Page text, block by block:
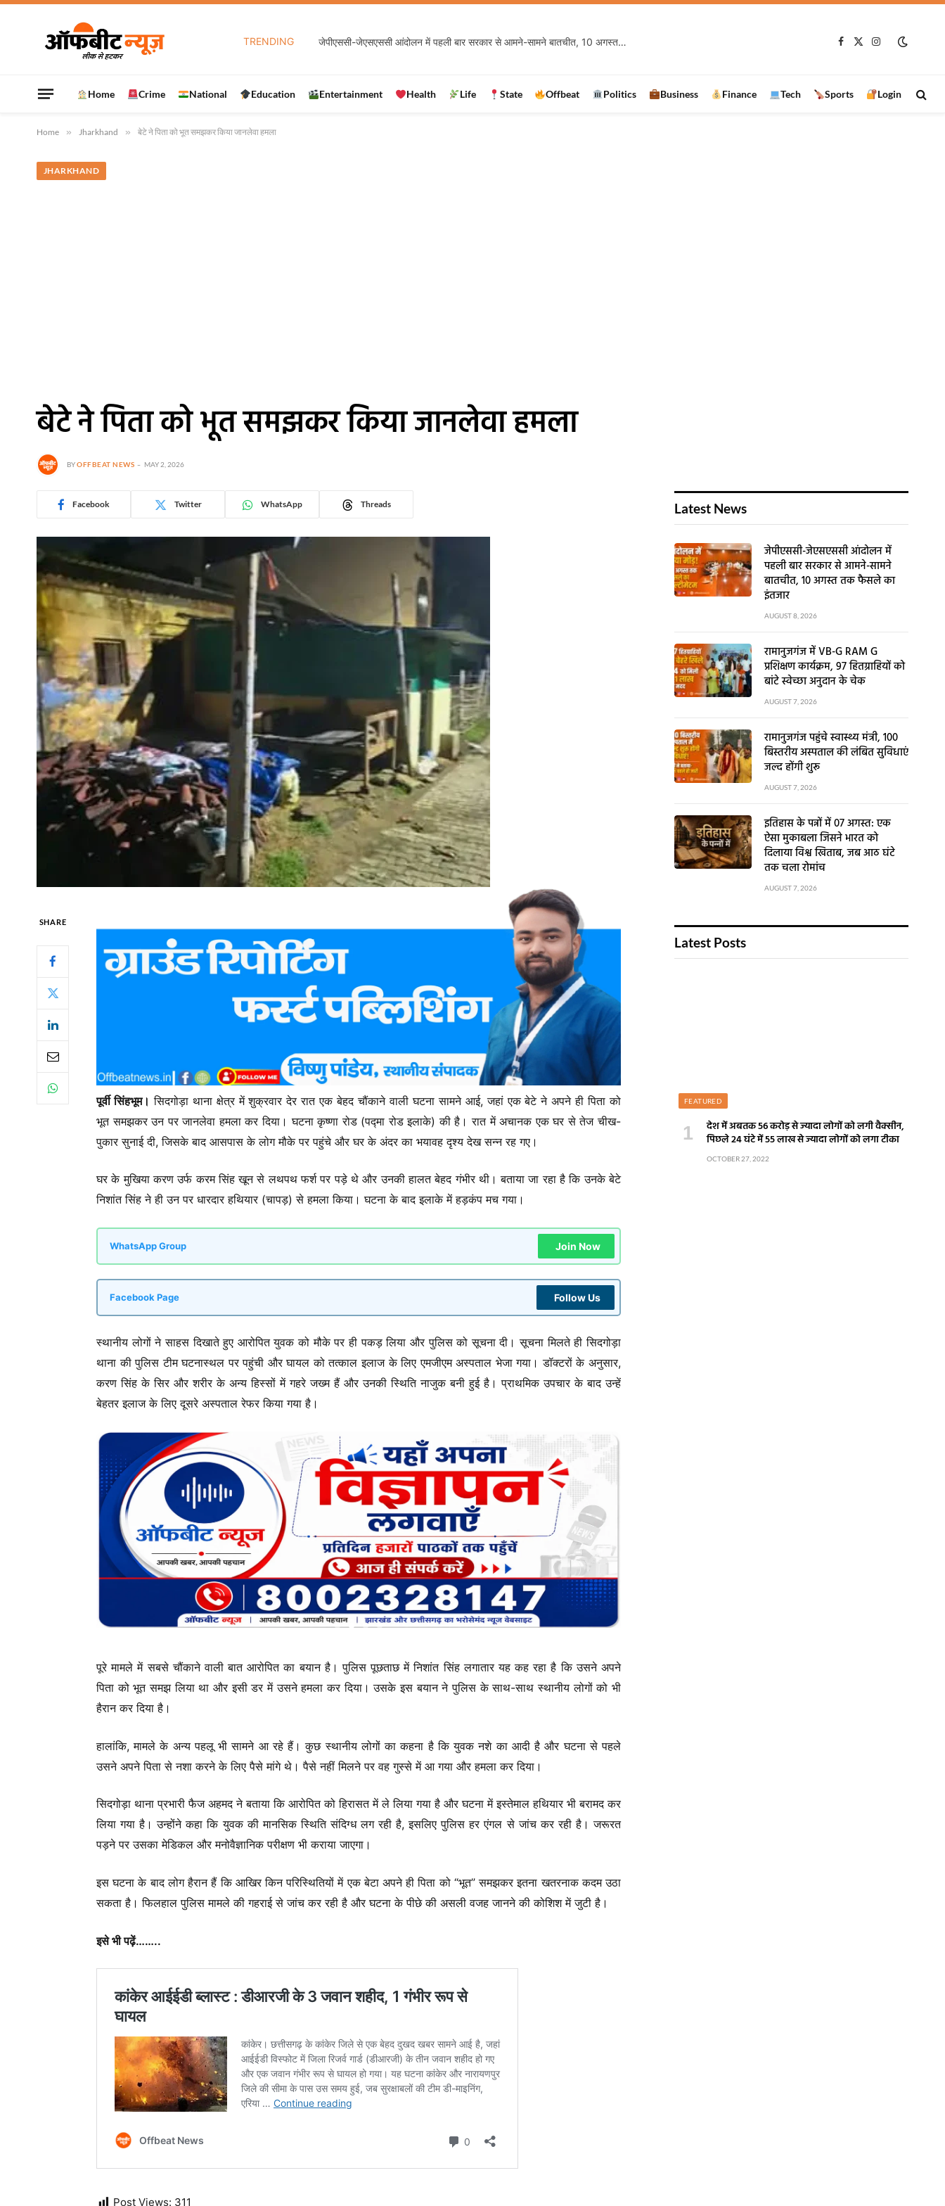
TRENDING
Facebook
X
Instagram
Home Crime National Education Entertainment Health Life State Offbeat Politics Business Finance Tech Sports Login
Home » Jharkhand » बेटे ने पिता को भूत समझकर किया जानलेवा हमला
JHARKHAND
बेटे ने पिता को भूत समझकर किया जानलेवा हमला
BYOFFBEAT NEWS MAY 2, 2026
Facebook Twitter WhatsApp Threads
SHARE
पूर्वी सिंहभूम। सिदगोड़ा थाना क्षेत्र में शुक्रवार देर रात एक बेहद चौंकाने वाली घटना सामने आई, जहां एक बेटे ने अपने ही पिता को
भूत समझकर उन पर जानलेवा हमला कर दिया। घटना कृष्णा रोड (पद्मा रोड इलाके) की है। रात में अचानक एक घर से तेज चीख-
पुकार सुनाई दी, जिसके बाद आसपास के लोग मौके पर पहुंचे और घर के अंदर का भयावह दृश्य देख सन्न रह गए।
घर के मुखिया करण उर्फ करम सिंह खून से लथपथ फर्श पर पड़े थे और उनकी हालत बेहद गंभीर थी। बताया जा रहा है कि उनके बेटे
निशांत सिंह ने ही उन पर धारदार हथियार (चापड़) से हमला किया। घटना के बाद इलाके में हड़कंप मच गया।
WhatsApp Group Join Now
Facebook Page Follow Us
स्थानीय लोगों ने साहस दिखाते हुए आरोपित युवक को मौके पर ही पकड़ लिया और पुलिस को सूचना दी। सूचना मिलते ही सिदगोड़ा
थाना की पुलिस टीम घटनास्थल पर पहुंची और घायल को तत्काल इलाज के लिए एमजीएम अस्पताल भेजा गया। डॉक्टरों के अनुसार,
करण सिंह के सिर और शरीर के अन्य हिस्सों में गहरे जख्म हैं और उनकी स्थिति नाजुक बनी हुई है। प्राथमिक उपचार के बाद उन्हें
बेहतर इलाज के लिए दूसरे अस्पताल रेफर किया गया है।
पूरे मामले में सबसे चौंकाने वाली बात आरोपित का बयान है। पुलिस पूछताछ में निशांत सिंह लगातार यह कह रहा है कि उसने अपने
पिता को भूत समझ लिया था और इसी डर में उसने हमला कर दिया। उसके इस बयान ने पुलिस के साथ-साथ स्थानीय लोगों को भी
हैरान कर दिया है।
हालांकि, मामले के अन्य पहलू भी सामने आ रहे हैं। कुछ स्थानीय लोगों का कहना है कि युवक नशे का आदी है और घटना से पहले
उसने अपने पिता से नशा करने के लिए पैसे मांगे थे। पैसे नहीं मिलने पर वह गुस्से में आ गया और हमला कर दिया।
सिदगोड़ा थाना प्रभारी फैज अहमद ने बताया कि आरोपित को हिरासत में ले लिया गया है और घटना में इस्तेमाल हथियार भी बरामद कर
लिया गया है। उन्होंने कहा कि युवक की मानसिक स्थिति संदिग्ध लग रही है, इसलिए पुलिस हर एंगल से जांच कर रही है। जरूरत
पड़ने पर उसका मेडिकल और मनोवैज्ञानिक परीक्षण भी कराया जाएगा।
इस घटना के बाद लोग हैरान हैं कि आखिर किन परिस्थितियों में एक बेटा अपने ही पिता को “भूत” समझकर इतना खतरनाक कदम उठा
सकता है। फिलहाल पुलिस मामले की गहराई से जांच कर रही है और घटना के पीछे की असली वजह जानने की कोशिश में जुटी है।
इसे भी पढ़ें……..
Post Views: 311
Latest News
जेपीएससी-जेएसएससी आंदोलन में
पहली बार सरकार से आमने-सामने
बातचीत, 10 अगस्त तक फैसले का
इंतजार
AUGUST 8, 2026
रामानुजगंज में VB-G RAM G
प्रशिक्षण कार्यक्रम, 97 हितग्राहियों को
बांटे स्वेच्छा अनुदान के चेक
AUGUST 7, 2026
रामानुजगंज पहुंचे स्वास्थ्य मंत्री, 100
बिस्तरीय अस्पताल की लंबित सुविधाएं
जल्द होंगी शुरू
AUGUST 7, 2026
इतिहास के पन्नों में 07 अगस्त: एक
ऐसा मुकाबला जिसने भारत को
दिलाया विश्व खिताब, जब आठ घंटे
तक चला रोमांच
AUGUST 7, 2026
Latest Posts
FEATURED
देश में अबतक 56 करोड़ से ज्यादा लोगों को लगी वैक्सीन,
पिछले 24 घंटे में 55 लाख से ज्यादा लोगों को लगा टीका
OCTOBER 27, 2022